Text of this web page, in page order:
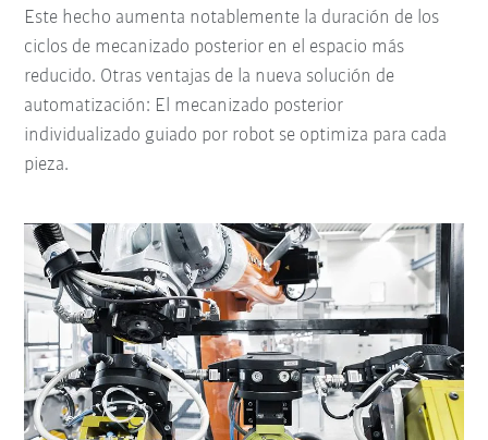
Este hecho aumenta notablemente la duración de los
ciclos de mecanizado posterior en el espacio más
reducido. Otras ventajas de la nueva solución de
automatización: El mecanizado posterior
individualizado guiado por robot se optimiza para cada
pieza.